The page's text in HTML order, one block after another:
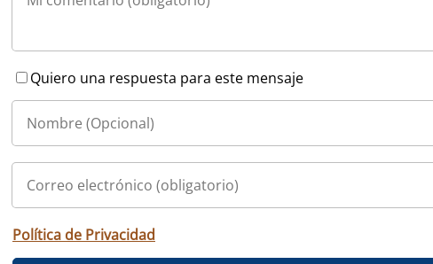
Quiero una respuesta para este mensaje
Política de Privacidad